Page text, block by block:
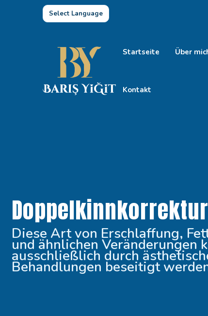
Select Language
Startseite Über
Kontakt
Doppelkinnkorrektur
Diese Art von Erschlaffung,
und ähnlichen Veränderungen
ausschließlich durch
Behandlungen beseitigt